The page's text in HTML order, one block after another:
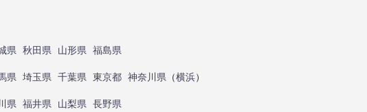
県 秋田県 山形県 福島県
県 埼玉県 千葉県 東京都 神奈川県 （横浜）
県 福井県 山梨県 長野県